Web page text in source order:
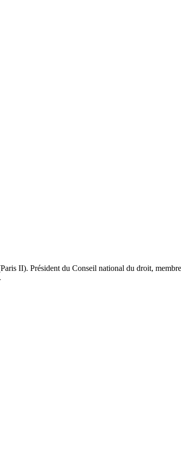
II). Président du Conseil national du droit,